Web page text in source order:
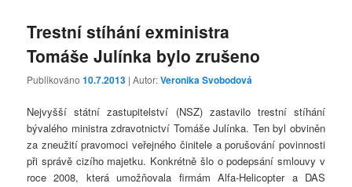
Trestní stíhání exministra
Tomáše Julínka bylo zrušeno
Publikováno10.7.2013 | Autor:Veronika Svobodová
Nejvyšší státní zastupitelství (NSZ) zastavilo trestní stíhání
bývalého ministra zdravotnictví Tomáše Julínka. Ten byl obviněn
za zneužití pravomoci veřejného činitele a porušování povinnosti
při správě cizího majetku. Konkrétně šlo o podepsání smlouvy v
roce 2008, která umožňovala firmám Alfa-Helicopter a DAS